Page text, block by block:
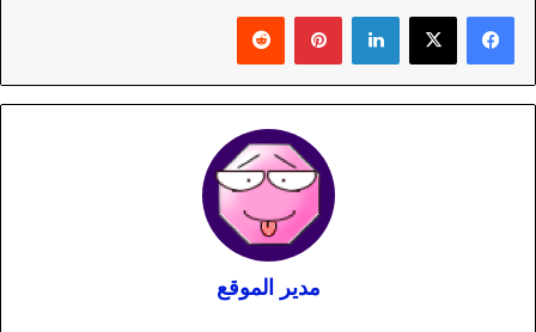
لينكدإن بينتيريست
مدير الموقع